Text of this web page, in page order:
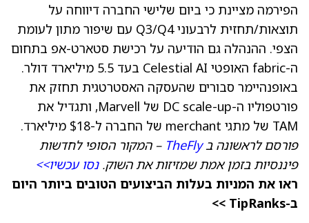
הפירמה מציינת כי ביום שלישי החברה דיווחה על
תוצאות/תחזית לרבעוני Q3/Q4 עם שיפור מתון לעומת
הצפי. ההנהלה גם הודיעה על רכישת סטארט-אפ בתחום
ה-fabric האופטי Celestial AI בעד 5.5 מיליארד דולר.
באופנהיימר סבורים שהעסקה האסטרטגית תחזק את
פורטפוליו ה-DC scale-up של Marvell, ותגדיל את
TAM של מתגי merchant של החברה ל-$18 מיליארד.
פורסם לראשונה בTheFly – המקור הסופי לחדשות
פיננסיות בזמן אמת שמזיזות את השוק.נסו עכשיו>>
ראו את המניות בעלות הביצועים הטובים ביותר היום
ב-TipRanks >>